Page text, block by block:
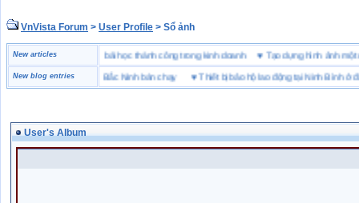
VnVista Forum > User Profile > Sổ ảnh
New articles
biệt” của Microsoft ♥4 bài học thành công trong kinh doanh ♥Tạo dựng hình
New blog entries
hiệu giày bảo hộ tại Bắc Ninh bán chạy♥ Thiết bị bảo hộ lao động tại Ninh Bình ở đâu
User's Album